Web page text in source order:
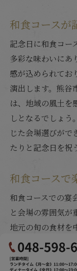
和食コースが
記念日に和食コー
多彩な味わいにあ
感が込められてお
演出します。熊谷
は、地域の風土を
しとなるでしょ
じた会場選びがで
たりと記念日を祝
和食コースで
和食コースでの宴
と会場の雰囲気が
地元の旬の食材を
を工夫したコース
介の鮮度を活かし